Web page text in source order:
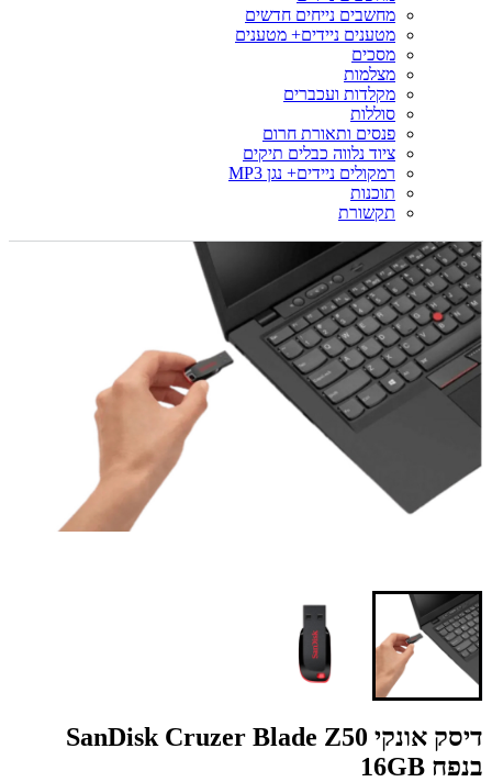
מחשבים נייחים חדשים
מטענים ניידים+ מטענים
מסכים
מצלמות
מקלדות ועכברים
סוללות
פנסים ותאורת חרום
ציוד נלווה כבלים תיקים
רמקולים ניידים+ נגן MP3
תוכנות
תקשורת
דיסק אונקי SanDisk Cruzer Blade Z50
בנפח 16GB